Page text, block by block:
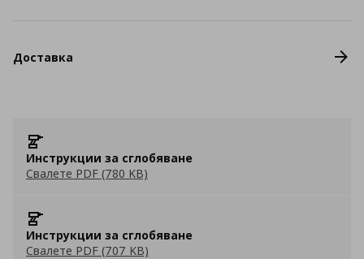
Доставка
Инструкции за сглобяване
Свалете PDF (780 KB)
Инструкции за сглобяване
Свалете PDF (707 KB)